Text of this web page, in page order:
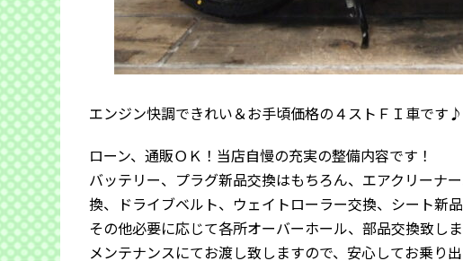
エンジン快調できれい＆お手頃価格の４ストＦＩ車で
ローン、通販ＯＫ！当店自慢の充実の整備内容です！
バッテリー、プラグ新品交換はもちろん、エアクリーナ
換、ドライブベルト、ウェイトローラー交換、シート新
その他必要に応じて各所オーバーホール、部品交換致し
メンテナンスにてお渡し致しますので、安心してお乗り